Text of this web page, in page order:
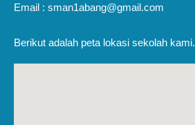
Email : sman1abang@gmail.com
Berikut adalah peta lokasi sekolah kami.